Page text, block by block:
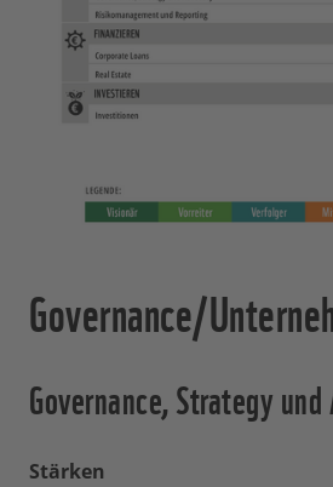
Governance/
Governance, Strategy
Stärken